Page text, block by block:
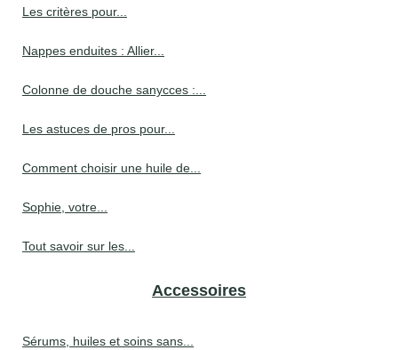
Les critères pour...
Nappes enduites : Allier...
Colonne de douche sanycces :...
Les astuces de pros pour...
Comment choisir une huile de...
Sophie, votre...
Tout savoir sur les...
Accessoires
Sérums, huiles et soins sans...